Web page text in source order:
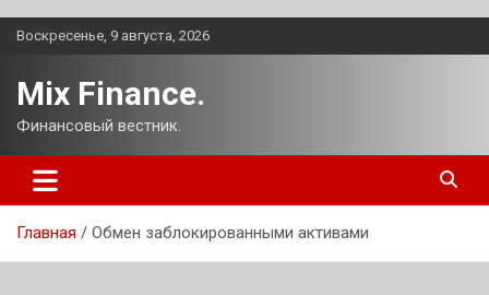
Перейти
Воскресенье, 9 августа, 2026
Mix Finance.
Финансовый вестник.
Главная Обмен заблокированными активами